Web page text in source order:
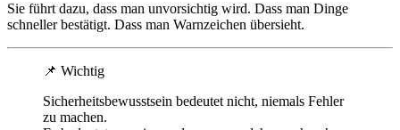
Sie führt dazu, dass man unvorsichtig wird. Dass man Dinge
schneller bestätigt. Dass man Warnzeichen übersieht.
📌 Wichtig
Sicherheitsbewusstsein bedeutet nicht, niemals Fehler
zu machen.